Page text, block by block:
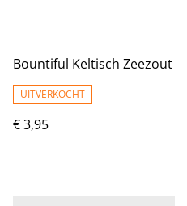
Bountiful Keltisch Zeezout
UITVERKOCHT
€ 3,95